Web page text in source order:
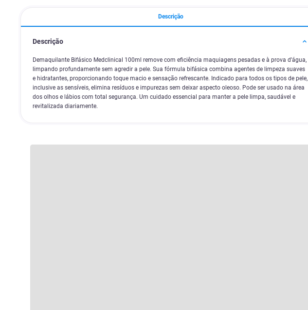
Descrição
Descrição
Demaquilante Bifásico Medclinical 100ml remove com eficiência maquiagens pesadas e à prova d’água,
limpando profundamente sem agredir a pele. Sua fórmula bifásica combina agentes de limpeza suaves
e hidratantes, proporcionando toque macio e sensação refrescante. Indicado para todos os tipos de pele,
inclusive as sensíveis, elimina resíduos e impurezas sem deixar aspecto oleoso. Pode ser usado na área
dos olhos e lábios com total segurança. Um cuidado essencial para manter a pele limpa, saudável e
revitalizada diariamente.